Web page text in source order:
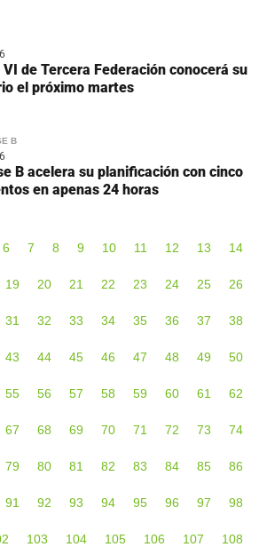
VI de Tercera Federación conocerá su
el próximo martes
B
B acelera su planificación con cinco
en apenas 24 horas
6 7 8 9 10 11 12 13 14
19 20 21 22 23 24 25 26
31 32 33 34 35 36 37 38
43 44 45 46 47 48 49 50
55 56 57 58 59 60 61 62
67 68 69 70 71 72 73 74
79 80 81 82 83 84 85 86
91 92 93 94 95 96 97 98
103 104 105 106 107 108